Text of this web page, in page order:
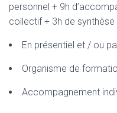
personnel + 9h
collectif + 3h de synthèse
En présentiel et / ou
Organisme de
Accompagnement